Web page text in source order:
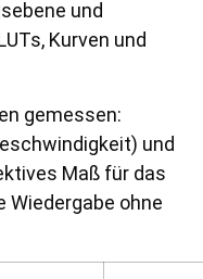
und
Kurven und
gemessen:
und
Maß für das
Wiedergabe ohne